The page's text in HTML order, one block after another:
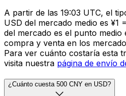
A partir de las 19:03 UTC, el
USD del mercado medio es ¥1
del mercado es el punto
compra y venta en los
Para ver cuánto costaría esta
visita nuestra página de envío
¿Cuánto cuesta 500 CNY en USD?